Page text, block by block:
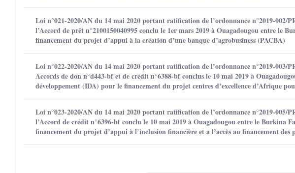
Loi n°021-2020/AN du 14 mai 2020 portant ratification de l’ordonnance n°2019-
l’Accord de prêt n°2100150040995 conclu le 1er mars 2019 à Ouagadougou entre le
financement du projet d’appui à la création d’une banque d’agrobusiness (PACBA)
Loi n°022-2020/AN du 14 mai 2020 portant ratification de l’ordonnance n°2019-
Accords de don n°d443-bf et de crédit n°6388-bf conclus le 10 mai 2019 à
développement (IDA) pour le financement du projet centres d’excellence d’Afrique
Loi n°023-2020/AN du 14 mai 2020 portant ratification de l’ordonnance n°2019-
l’Accord de crédit n°6396-bf conclu le 10 mai 2019 à Ouagadougou entre le Burkina
financement du projet d’appui à l’inclusion financière et a l’accès au financement des